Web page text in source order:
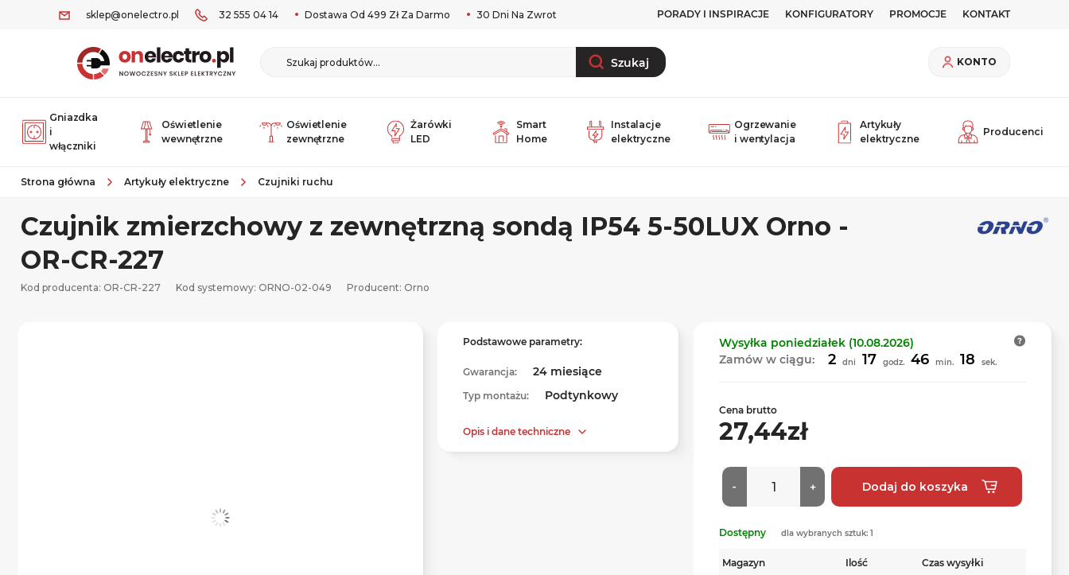
sklep@onelectro.pl 32 555 04 14 Dostawa Od 499 Zł Za Darmo 30 Dni Na Zwrot PORADY I INSPIRACJE KONFIGURATORY PROMOCJE KONTAKT
Szukaj KONTO
Gniazdka
i
włączniki
Oświetlenie
wewnętrzne
Oświetlenie
zewnętrzne
Żarówki
LED
Smart
Home
Instalacje
elektryczne
Ogrzewanie
i wentylacja
Artykuły
elektryczne
Producenci
Strona główna Artykuły elektryczne Czujniki ruchu
Czujnik zmierzchowy z zewnętrzną sondą IP54 5-50LUX Orno -
OR-CR-227
Kod producenta: OR-CR-227 Kod systemowy: ORNO-02-049 Producent: Orno
Wysyłka poniedziałek (10.08.2026)
Zamów w ciągu:
2 dni 17 godz. 46 min. 17 sek.
Cena brutto
27,44zł
Dostępny dla wybranych sztuk: 1
Magazyn Ilość Czas wysyłki
Podstawowe parametry:
Gwarancja: 24 miesiące
Typ montażu: Podtynkowy
Opis i dane techniczne